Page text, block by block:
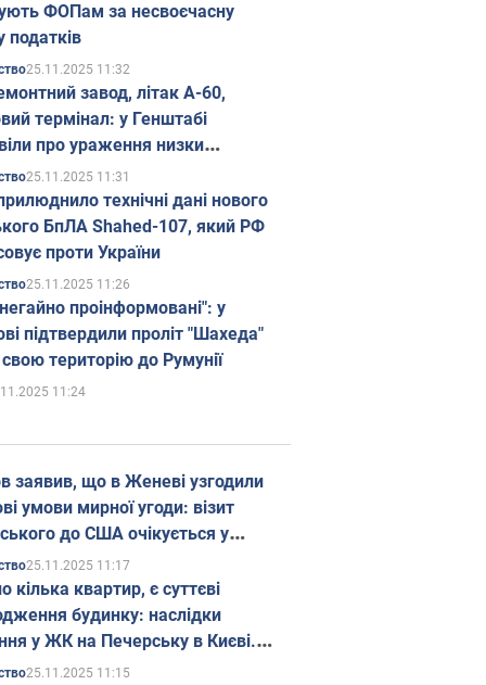
ФОПам за несвоєчасну
податків
25.11.2025 11:32
завод, літак А-60,
термінал: у Генштабі
про ураження низки
об'єктів Росії
25.11.2025 11:31
технічні дані нового
БпЛА Shahed-107, який РФ
проти України
25.11.2025 11:26
проінформовані": у
підтвердили проліт "Шахеда"
територію до Румунії
11:24
заявив, що в Женеві узгодили
умови мирної угоди: візит
до США очікується у
25.11.2025 11:17
кілька квартир, є суттєві
будинку: наслідки
у ЖК на Печерську в Києві.
25.11.2025 11:15